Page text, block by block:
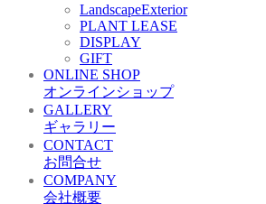
LandscapeExterior
PLANT LEASE
DISPLAY
GIFT
ONLINE SHOP
オンラインショップ
GALLERY
ギャラリー
CONTACT
お問合せ
COMPANY
会社概要